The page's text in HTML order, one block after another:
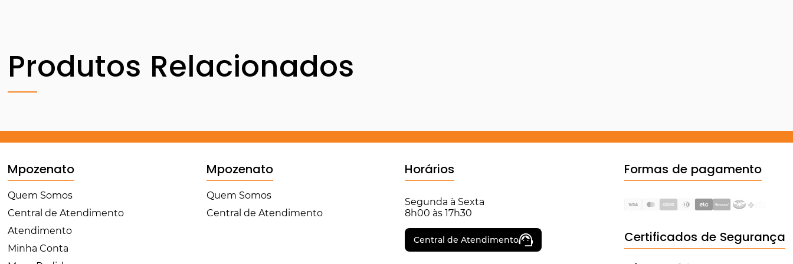
Produtos Relacionados
Mpozenato
Quem Somos
Central de Atendimento
Atendimento
Minha Conta
Mpozenato
Quem Somos
Central de Atendimento
Horários
Segunda à Sexta
8h00 às 17h30
Central de Atendimento
Formas de pagamento
Certificados de Segurança